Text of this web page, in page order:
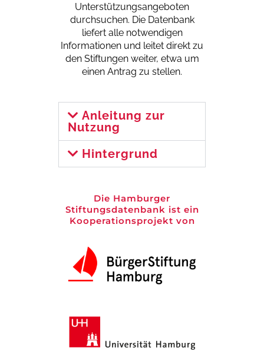
Unterstützungsangeboten
durchsuchen. Die Datenbank
liefert alle notwendigen
Informationen und leitet direkt zu
den Stiftungen weiter, etwa um
einen Antrag zu stellen.
Anleitung zur
Nutzung
Hintergrund
Die Hamburger
Stiftungsdatenbank ist ein
Kooperationsprojekt von